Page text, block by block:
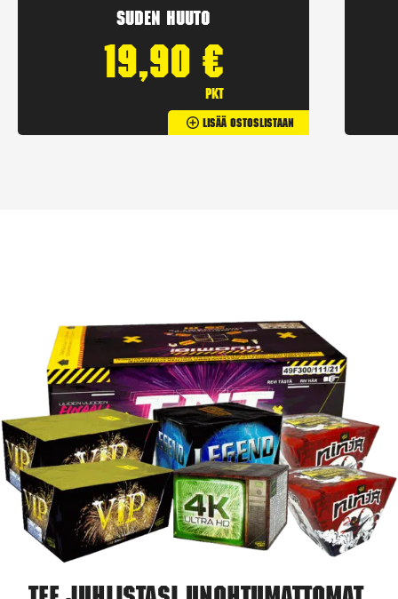
Suden huuto
19,90 €
pkt
Lisää Ostoslistaan